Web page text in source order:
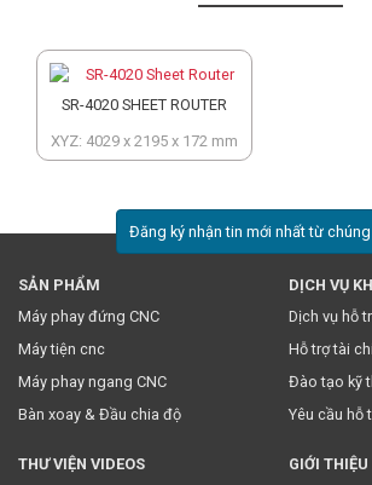
SR-4020 SHEET ROUTER
XYZ: 4029 x 2195 x 172 mm
Đăng ký nhận tin mới nhất từ
* Việc này đồng nghĩa với việc bạn
của chúng
SẢN PHẨM
Máy phay đứng CNC
Máy tiện cnc
Máy phay ngang CNC
Bàn xoay & Đầu chia độ
DỊCH VỤ
Dịch vụ hỗ
Hỗ trợ tài
Đào tạo kỹ
Yêu cầu hỗ
THƯ VIỆN VIDEOS
GIỚI